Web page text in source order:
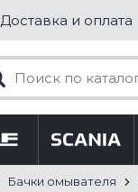
Доставка и оплата
Бачки омывателя